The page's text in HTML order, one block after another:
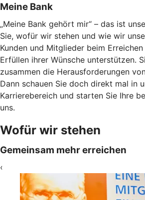
Meine Bank
„Meine Bank gehört mir“ – das ist
Sie, wofür wir stehen und wie wir
Kunden und Mitglieder beim
Erfüllen ihrer Wünsche unterstützen.
zusammen die Herausforderungen
Dann schauen Sie doch direkt mal in
Karrierebereich und starten Sie Ihre
uns.
Wofür wir stehen
Gemeinsam mehr erreichen
‹